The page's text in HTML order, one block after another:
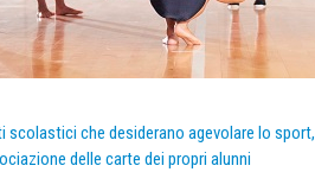
che desiderano agevolare lo sport,
delle carte dei propri alunni